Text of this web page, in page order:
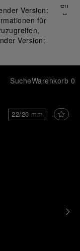
Version:
für
Version:
Schließen
✕
SucheWarenkorb 0
22/20 mm